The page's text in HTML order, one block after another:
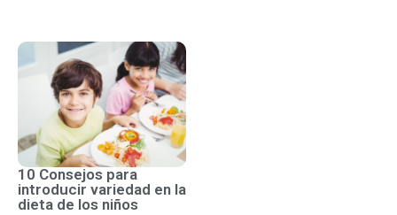
10 Consejos para
introducir variedad en la
dieta de los niños